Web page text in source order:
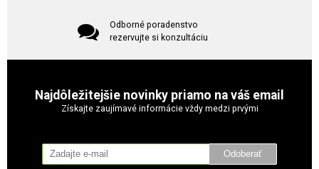
Odborné poradenstvo
rezervujte si konzultáciu
Najdôležitejšie novinky priamo na váš email
Získajte zaujímavé informácie vždy medzi prvými
Odoberať